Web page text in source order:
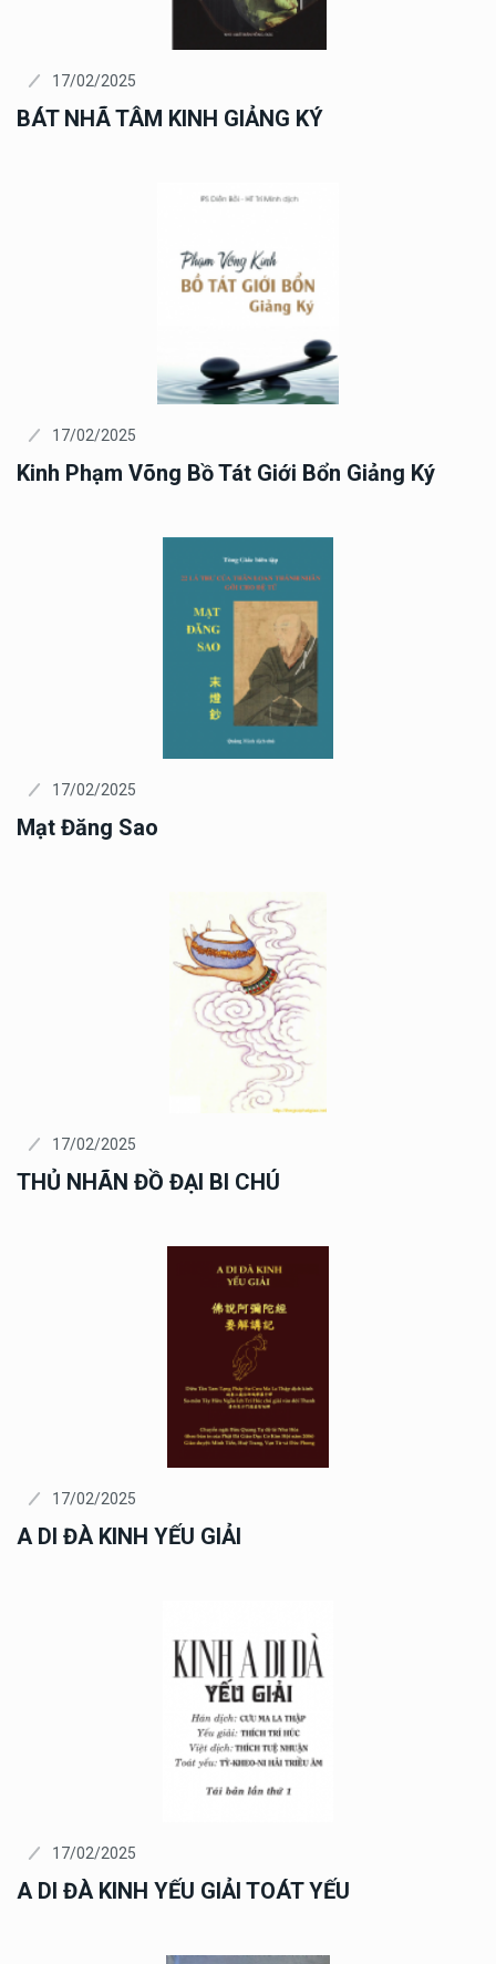
17/02/2025
BÁT NHÃ TÂM KINH GIẢNG KÝ
17/02/2025
Kinh Phạm Võng Bồ Tát Giới Bổn Giảng Ký
17/02/2025
Mạt Đăng Sao
17/02/2025
THỦ NHÃN ĐỒ ĐẠI BI CHÚ
17/02/2025
A DI ĐÀ KINH YẾU GIẢI
17/02/2025
A DI ĐÀ KINH YẾU GIẢI TOÁT YẾU